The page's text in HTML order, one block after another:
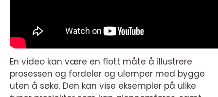
En video kan være en flott måte å illustrere
prosessen og fordeler og ulemper med bygge
uten å søke. Den kan vise eksempler på ulike